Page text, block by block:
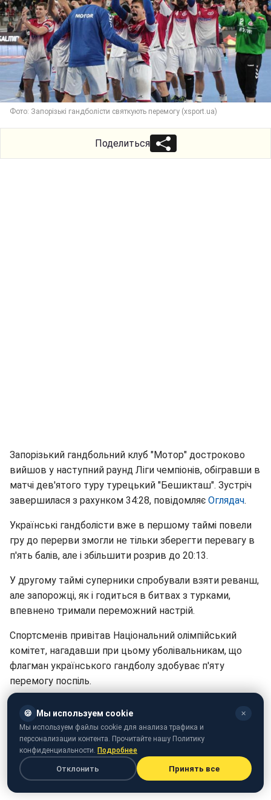
Фото: Запорізькі гандболісти святкують перемогу (xsport.ua)
Поделиться
Запорізький гандбольний клуб "Мотор" достроково
вийшов у наступний раунд Ліги чемпіонів, обігравши в
матчі дев'ятого туру турецький "Бешикташ". Зустріч
завершилася з рахунком 34:28, повідомляє Оглядач.
Українські гандболісти вже в першому таймі повели
гру до перерви змогли не тільки зберегти перевагу в
п'ять балів, але і збільшити розрив до 20:13.
У другому таймі суперники спробували взяти реванш,
але запорожці, як і годиться в битвах з турками,
впевнено тримали переможний настрій.
Спортсменів привітав Національний олімпійський
комітет, нагадавши при цьому уболівальникам, що
флагман українського гандболу здобуває п'яту
перемогу поспіль.
🍪 Мы используем cookie ✕
Мы используем файлы cookie для анализа трафика и
персонализации контента. Прочитайте нашу Политику
конфиденциальности. Подробнее
Отклонить Принять все